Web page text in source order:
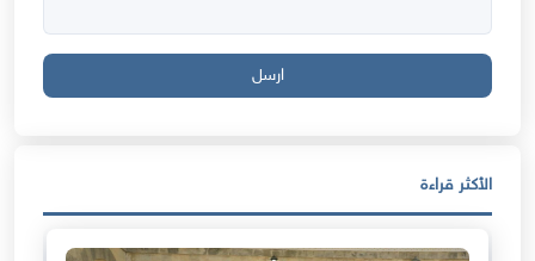
ارسل
الأكثر قراءة